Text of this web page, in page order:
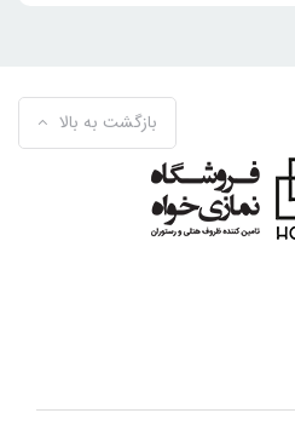
بازگشت به بالا